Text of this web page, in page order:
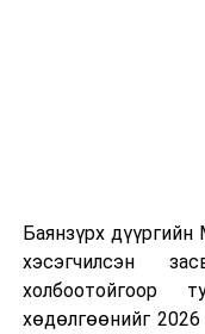
болон дулааны
болдог. Зарим
үлдэх үнснээс
авах боломжтой аж.
Баянзүрх
хэсэгчилсэн
холбоотойгоор
хөдөлгөөнийг